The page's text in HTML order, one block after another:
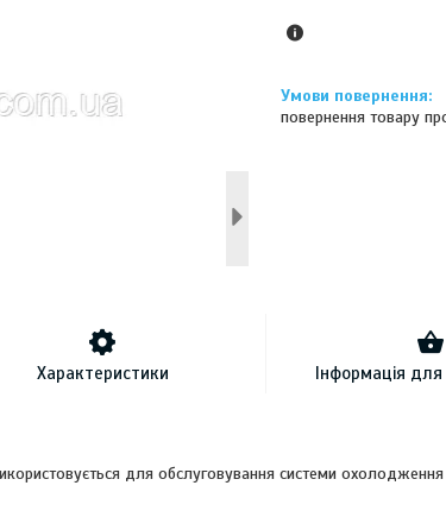
повернення товару
Характеристики Інформація
для обслуговування системи охолодження